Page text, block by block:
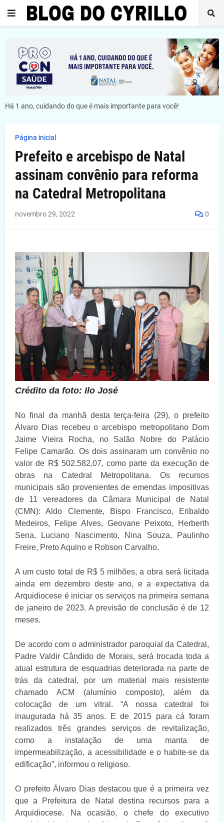
Há 1 ano, cuidando do que é mais importante para você!
Página inicial
Prefeito e arcebispo de Natal
assinam convênio para reforma
na Catedral Metropolitana
novembro 29, 2022 0
Crédito da foto: Ilo José
No final da manhã desta terça-feira (29), o prefeito
Álvaro Dias recebeu o arcebispo metropolitano Dom
Jaime Vieira Rocha, no Salão Nobre do Palácio
Felipe Camarão. Os dois assinaram um convênio no
valor de R$ 502.582,07, como parte da execução de
obras na Catedral Metropolitana. Os recursos
municipais são provenientes de emendas impositivas
de 11 vereadores da Câmara Municipal de Natal
(CMN): Aldo Clemente, Bispo Francisco, Eribaldo
Medeiros, Felipe Alves, Geovane Peixoto, Herberth
Sena, Luciano Nascimento, Nina Souza, Paulinho
Freire, Preto Aquino e Robson Carvalho.
A um custo total de R$ 5 milhões, a obra será licitada
ainda em dezembro deste ano, e a expectativa da
Arquidiocese é iniciar os serviços na primeira semana
de janeiro de 2023. A previsão de conclusão é de 12
meses.
De acordo com o administrador paroquial da Catedral,
Padre Valdir Cândido de Morais, será trocada toda a
atual estrutura de esquadrias deteriorada na parte de
trás da catedral, por um material mais resistente
chamado ACM (alumínio composto), além da
colocação de um vitral. “A nossa catedral foi
inaugurada há 35 anos. E de 2015 para cá foram
realizados três grandes serviços de revitalização,
como a instalação de uma manta de
impermeabilização, a acessibilidade e o habite-se da
edificação”, informou o religioso.
O prefeito Álvaro Dias destacou que é a primeira vez
que a Prefeitura de Natal destina recursos para a
Arquidiocese. Na ocasião, o chefe do executivo